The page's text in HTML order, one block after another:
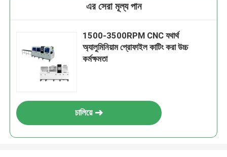
এর সেরা মূল্য পান
1500-3500RPM CNC যথার্থ
অ্যালুমিনিয়াম প্রোফাইল কাটিং করা উচ্চ
কর্মক্ষমতা
চালিয়ে